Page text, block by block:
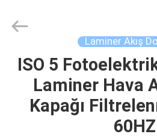
EVDE
ÜRÜN
Technology
Company.
Laminer Akış
ISO 5
Laminer Hava
Kapağı
60HZ